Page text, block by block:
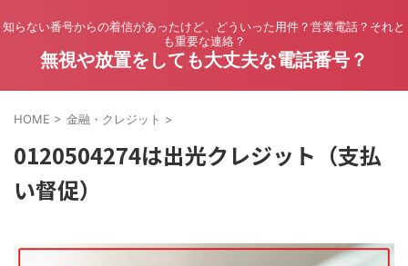
知らない番号からの着信があったけど、どういった用件？営業電話？それと
も重要な連絡？
無視や放置をしても大丈夫な電話番号？
HOME > 金融・クレジット >
0120504274は出光クレジット（支払
い督促）